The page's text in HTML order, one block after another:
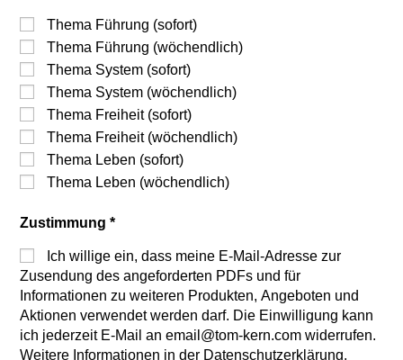
Thema Führung (sofort)
Thema Führung (wöchendlich)
Thema System (sofort)
Thema System (wöchendlich)
Thema Freiheit (sofort)
Thema Freiheit (wöchendlich)
Thema Leben (sofort)
Thema Leben (wöchendlich)
Zustimmung*
Ich willige ein, dass meine E-Mail-Adresse zur
Zusendung des angeforderten PDFs und für
Informationen zu weiteren Produkten, Angeboten und
Aktionen verwendet werden darf. Die Einwilligung kann
ich jederzeit E-Mail an email@tom-kern.com widerrufen.
Weitere Informationen in der Datenschutzerklärung.